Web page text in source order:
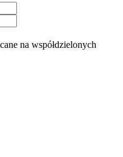
na współdzielonych